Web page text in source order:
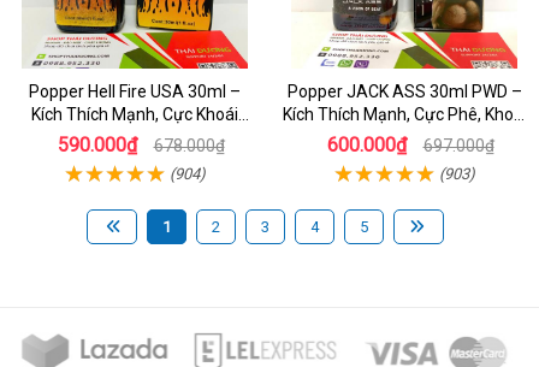
Popper Hell Fire USA 30ml –
Kích Thích Mạnh, Cực Khoái
Thăng Hoa - dochoijapan.com
590.000₫ 678.000₫
(904)
Popper JACK ASS 30ml PWD –
Kích Thích Mạnh, Cực Phê, Khoái
Cảm
600.000₫ 697.000₫
(903)
1 2 3 4 5